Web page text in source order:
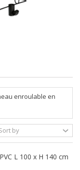
enroulable en
L 100 x H 140 cm